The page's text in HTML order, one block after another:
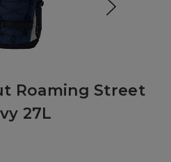
Roaming Street
27L